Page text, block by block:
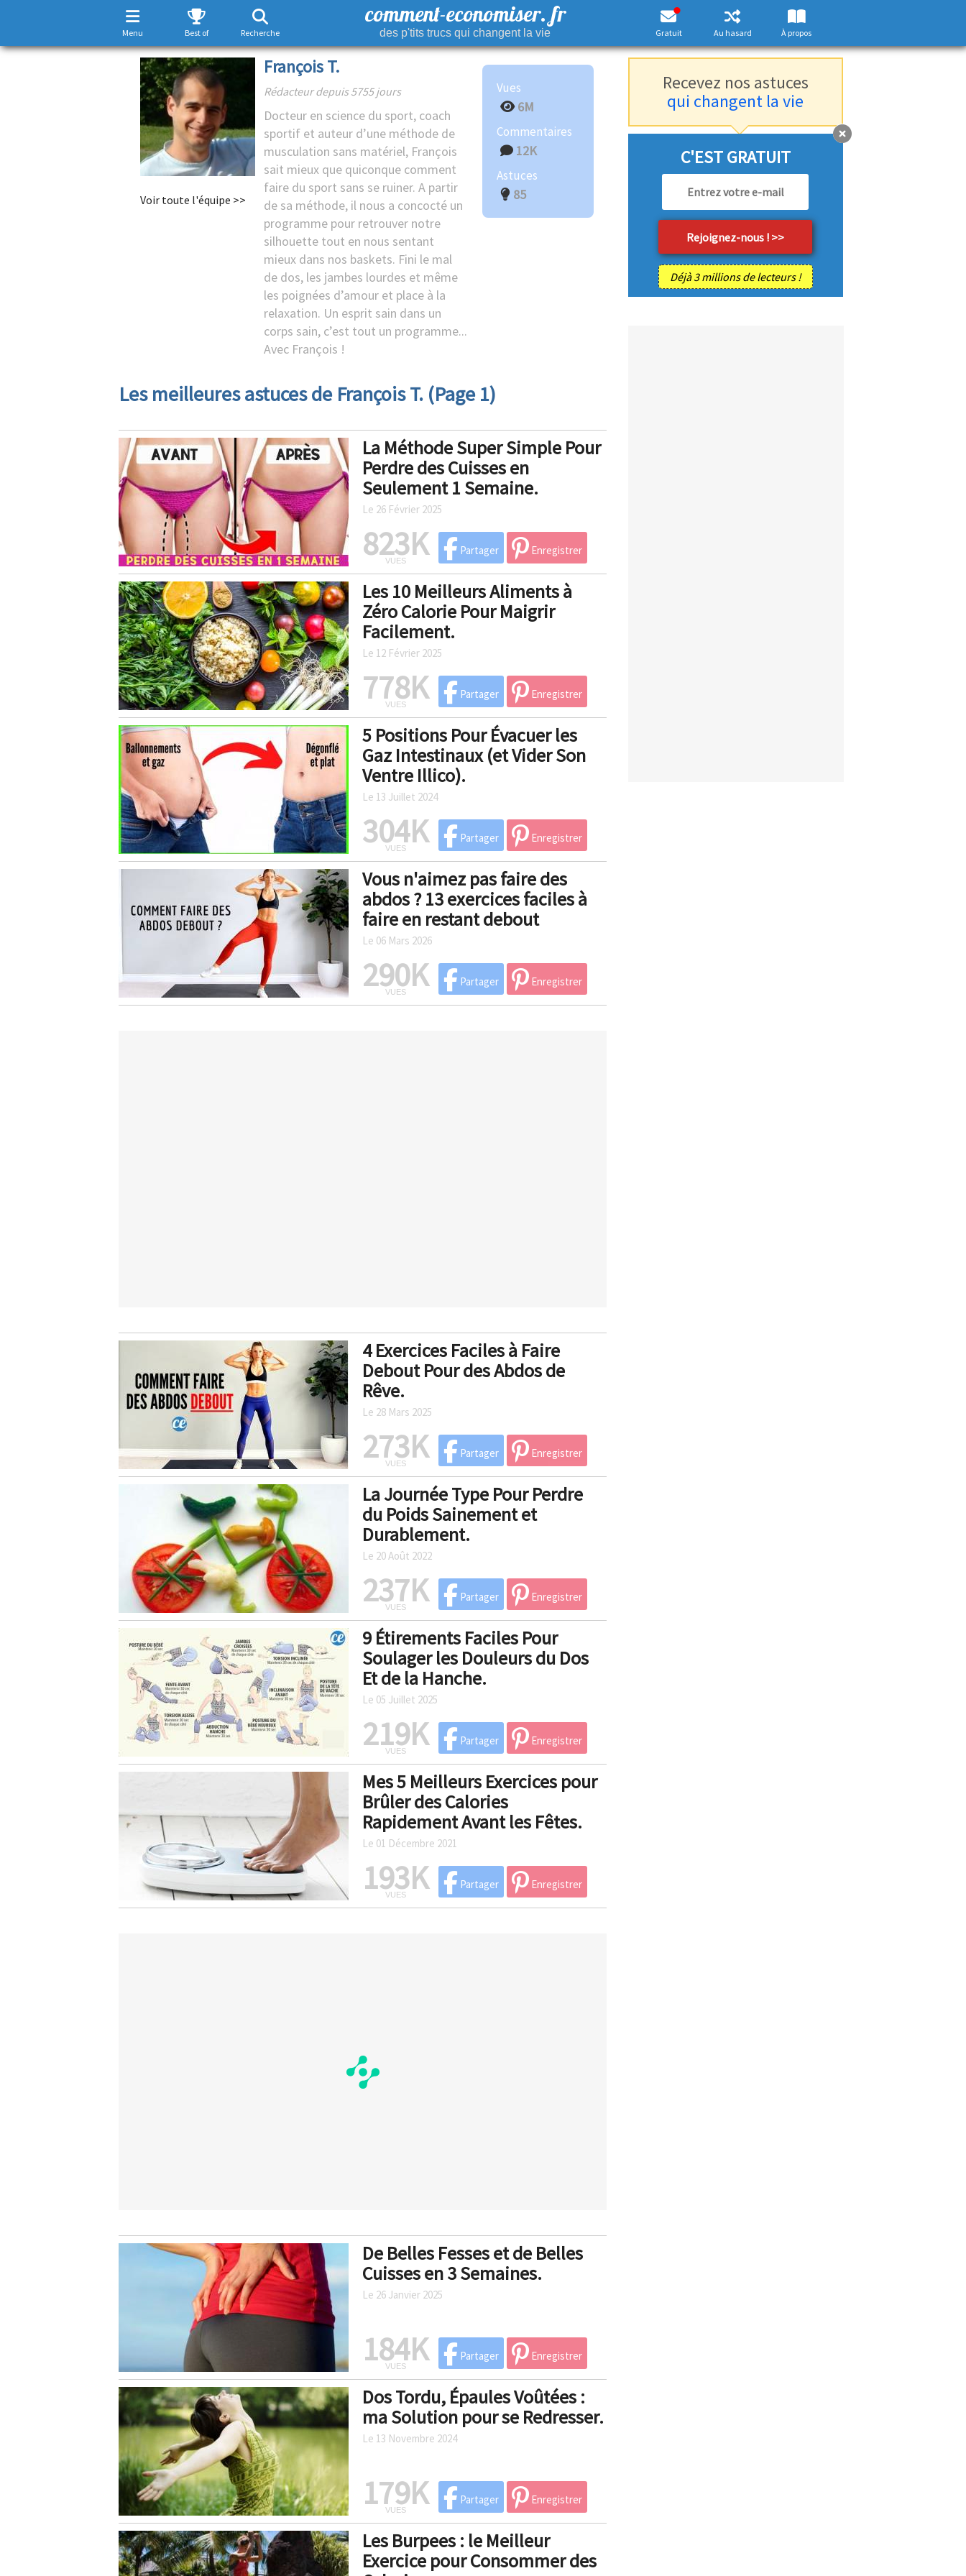
Menu Best of Recherche
comment-economiser. fr
des p'tits trucs qui changent la vie Gratuit Au hasard À propos
Voir toute l'équipe >>
François T.
Rédacteur depuis 5755 jours
Docteur en science du sport, coach
sportif et auteur d’une méthode de
musculation sans matériel, François
sait mieux que quiconque comment
faire du sport sans se ruiner. A partir
de sa méthode, il nous a concocté un
programme pour retrouver notre
silhouette tout en nous sentant
mieux dans nos baskets. Fini le mal
de dos, les jambes lourdes et même
les poignées d’amour et place à la
relaxation. Un esprit sain dans un
corps sain, c’est tout un programme...
Avec François !
Vues
6M
Commentaires
12K
Astuces
85
Les meilleures astuces de François T. (Page 1)
La Méthode Super Simple Pour
Perdre des Cuisses en
Seulement 1 Semaine.
Le 26 Février 2025
823K
VUES
Partager Enregistrer
Les 10 Meilleurs Aliments à
Zéro Calorie Pour Maigrir
Facilement.
Le 12 Février 2025
778K
VUES
Partager Enregistrer
5 Positions Pour Évacuer les
Gaz Intestinaux (et Vider Son
Ventre Illico).
Le 13 Juillet 2024
304K
VUES
Partager Enregistrer
Vous n'aimez pas faire des
abdos ? 13 exercices faciles à
faire en restant debout
Le 06 Mars 2026
290K
VUES
Partager Enregistrer
4 Exercices Faciles à Faire
Debout Pour des Abdos de
Rêve.
Le 28 Mars 2025
273K
VUES
Partager Enregistrer
La Journée Type Pour Perdre
du Poids Sainement et
Durablement.
Le 20 Août 2022
237K
VUES
Partager Enregistrer
9 Étirements Faciles Pour
Soulager les Douleurs du Dos
Et de la Hanche.
Le 05 Juillet 2025
219K
VUES
Partager Enregistrer
Mes 5 Meilleurs Exercices pour
Brûler des Calories
Rapidement Avant les Fêtes.
Le 01 Décembre 2021
193K
VUES
Partager Enregistrer
De Belles Fesses et de Belles
Cuisses en 3 Semaines.
Le 26 Janvier 2025
184K
VUES
Partager Enregistrer
Dos Tordu, Épaules Voûtées :
ma Solution pour se Redresser.
Le 13 Novembre 2024
179K
VUES
Partager Enregistrer
Les Burpees : le Meilleur
Exercice pour Consommer des
Recevez nos astuces
qui changent la vie
C'EST GRATUIT
Déjà 3 millions de lecteurs !